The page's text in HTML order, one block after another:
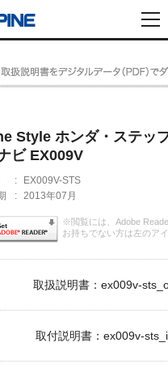
Style ホンダ・ステッ
ビ EX009V
:
EX009V-STS
: 2013年07月
※閲覧には、Adobe
お持ちでない方は左のア
取扱説明書：ex009v-
取付説明書：ex009v-